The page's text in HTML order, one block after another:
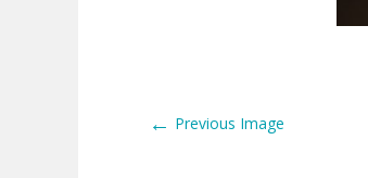
← Previous Image